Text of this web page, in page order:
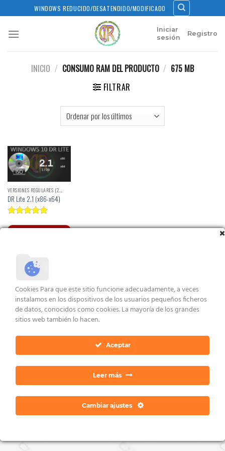
to
content
WINDOWS REDUCIDO/DESATENDIDO/MODIFICADO
Iniciar
sesión
Registro
INICIO / CONSUMO RAM DEL PRODUCTO / 675 MB
FILTRAR
DR Lite 2.1 (x86-x64)
con5.00
AVISO LEGAL Y CONDICIONES
POLÍTICA DE PRIVACIDAD CONTACTO
Copyright 2026 ©Dan Ratia
Cookies Para que este sitio funcione adecuadamente, a veces
instalamos en los dispositivos de los usuarios pequeños ficheros
de datos, conocidos como cookies. La mayoría de los grandes
sitios web también lo hacen.
Aceptar
Leer más
Cambiar ajustes